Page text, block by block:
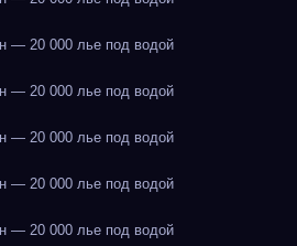
— 20 000 лье под водой
— 20 000 лье под водой
— 20 000 лье под водой
— 20 000 лье под водой
— 20 000 лье под водой